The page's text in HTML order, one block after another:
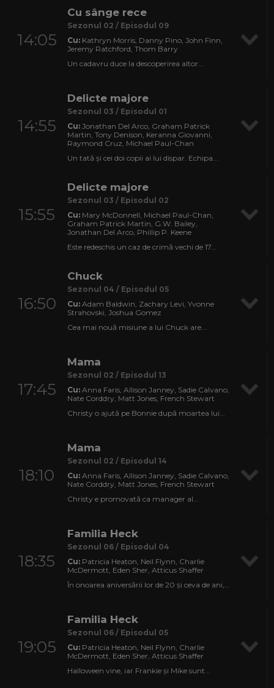
14:05
Cu sânge rece
Sezonul 02 / Episodul 09
Cu: Kathryn Morris, Danny Pino, John Finn,
Jeremy Ratchford, Thom Barry
Un cadavru duce la descoperirea altor...
14:55
Delicte majore
Sezonul 03 / Episodul 01
Cu: Jonathan Del Arco, Graham Patrick
Martin, Tony Denison, Keranna Giovanni,
Raymond Cruz, Michael Paul-Chan
Un tată și cei doi copii ai lui dispar. Echipa...
15:55
Delicte majore
Sezonul 03 / Episodul 02
Cu: Mary McDonnell, Michael Paul-Chan,
Graham Patrick Martin, G.W. Bailey,
Jonathan Del Arco, Phillip P. Keene
Este redeschis un caz de crimă vechi de 17...
16:50
Chuck
Sezonul 04 / Episodul 05
Cu: Adam Baldwin, Zachary Levi, Yvonne
Strahovski, Joshua Gomez
Cea mai nouă misiune a lui Chuck are...
17:45
Mama
Sezonul 02 / Episodul 13
Cu: Anna Faris, Allison Janney, Sadie Calvano,
Nate Corddry, Matt Jones, French Stewart
Christy o ajută pe Bonnie după moartea lui...
18:10
Mama
Sezonul 02 / Episodul 14
Cu: Anna Faris, Allison Janney, Sadie Calvano,
Nate Corddry, Matt Jones, French Stewart
Christy e promovată ca manager al...
18:35
Familia Heck
Sezonul 06 / Episodul 04
Cu: Patricia Heaton, Neil Flynn, Charlie
McDermott, Eden Sher, Atticus Shaffer
În onoarea aniversării lor de 20 și ceva de ani,...
19:05
Familia Heck
Sezonul 06 / Episodul 05
Cu: Patricia Heaton, Neil Flynn, Charlie
McDermott, Eden Sher, Atticus Shaffer
Halloween vine, iar Frankie și Mike sunt...